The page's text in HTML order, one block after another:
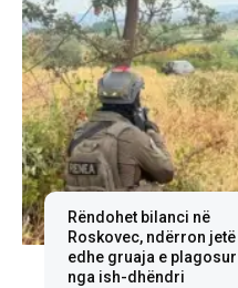
Rëndohet bilanci në
Roskovec, ndërron jetë
edhe gruaja e plagosur
nga ish-dhëndri